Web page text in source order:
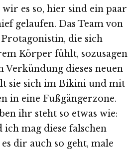
es so, hier sind ein paar
gelaufen. Das Team von
Protagonistin, die sich
Körper fühlt, sozusagen
Verkündung dieses neuen
sie sich im Bikini und mit
in eine Fußgängerzone.
ihr steht so etwas wie:
mag diese falschen
dir auch so geht, male